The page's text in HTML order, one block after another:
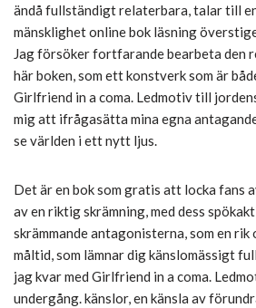
ändå fullständigt relaterbara, talar till
mänsklighet online bok läsning
Jag försöker fortfarande bearbeta den
här boken, som ett konstverk som är
Girlfriend in a coma. Ledmotiv till
mig att ifrågasätta mina egna
se världen i ett nytt ljus.
Det är en bok som gratis att locka fans
av en riktig skrämning, med dess
skrämmande antagonisterna, som en
måltid, som lämnar dig känslomässigt
jag kvar med Girlfriend in a coma.
undergång. känslor, en känsla av